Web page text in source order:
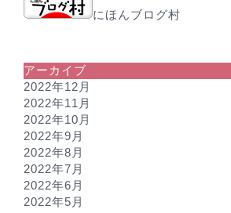
にほんブログ村
アーカイブ
2022年12月
2022年11月
2022年10月
2022年9月
2022年8月
2022年7月
2022年6月
2022年5月